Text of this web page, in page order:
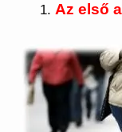
Az első